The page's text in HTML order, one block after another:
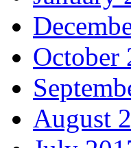
October
August